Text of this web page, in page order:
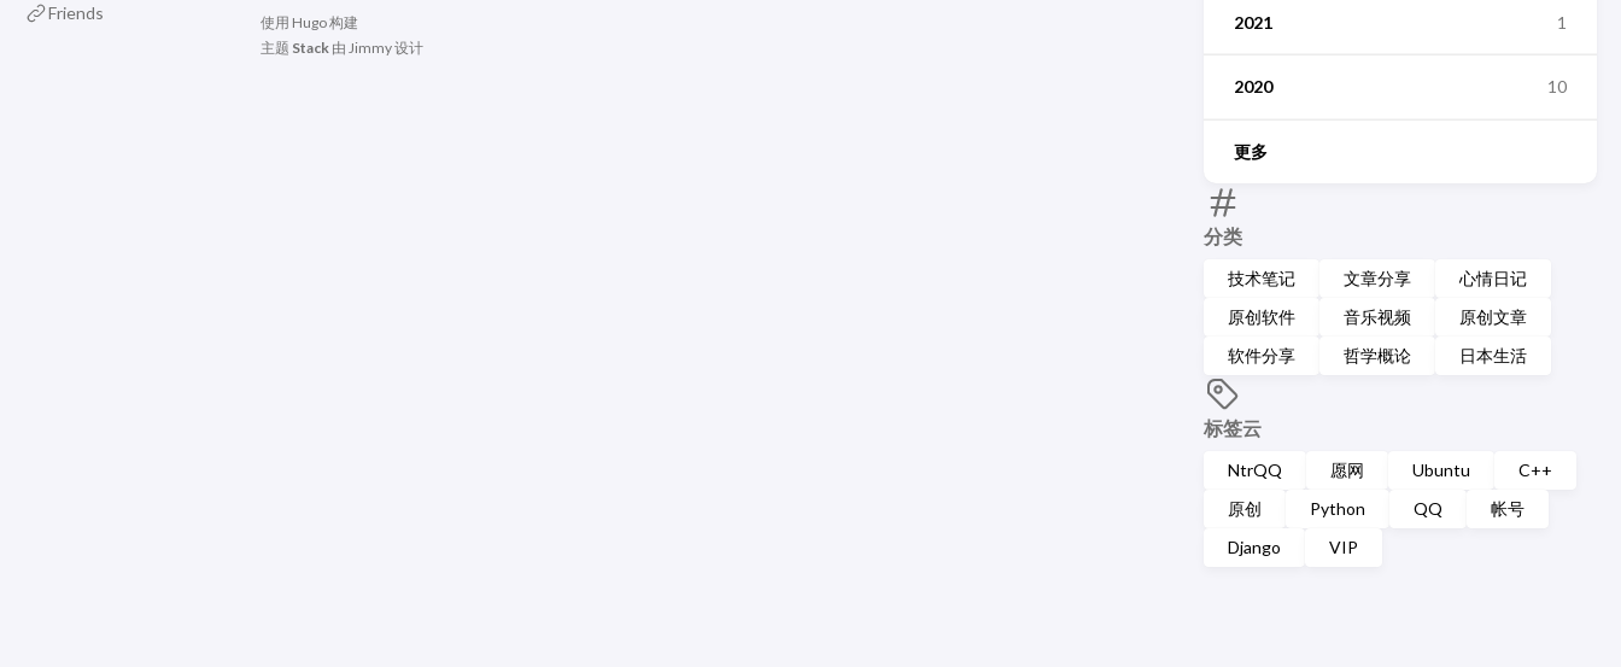
Friends
2021 1
2020 10
更多
分类
技术笔记 文章分享
心情日记
原创软件
音乐视频
原创文章
软件分享
哲学概论 日本生活
标签云
NtrQQ 愿网 Ubuntu
C++
原创
Python QQ
帐号
Django
VIP
使用 Hugo构建
主题 Stack由 Jimmy设计